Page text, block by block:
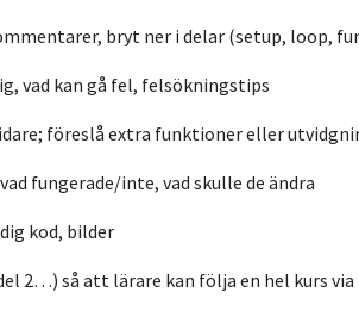
bryt ner i delar (setup, loop,
vad kan gå fel, felsökningstips
föreslå extra funktioner eller
fungerade/inte, vad skulle de ändra
kod, bilder
2…) så att lärare kan följa en hel kurs